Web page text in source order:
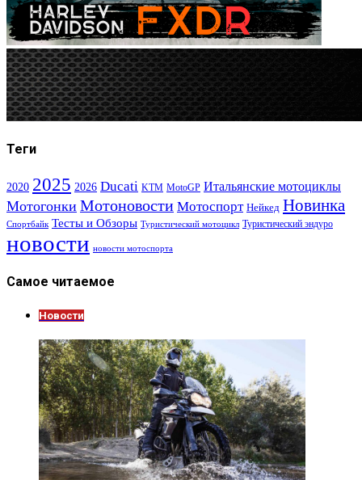
Теги
2020 2025 2026 Ducati KTM MotoGP Итальянские мотоциклы
Мотогонки Мотоновости Мотоспорт Нейкед Новинка
Спортбайк Тесты и Обзоры Туристический мотоцикл Туристический эндуро
новости новости мотоспорта
Самое читаемое
Новости